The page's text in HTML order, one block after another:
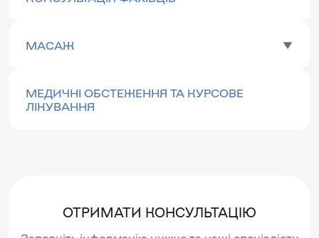
МАСАЖ
МЕДИЧНІ ОБСТЕЖЕННЯ ТА КУРСОВЕ
ЛІКУВАННЯ
ОТРИМАТИ КОНСУЛЬТАЦІЮ